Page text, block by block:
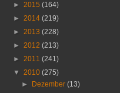
► 2015 (164)
► 2014 (219)
► 2013 (228)
► 2012 (213)
► 2011 (241)
▼ 2010 (275)
►
Dezember(13)